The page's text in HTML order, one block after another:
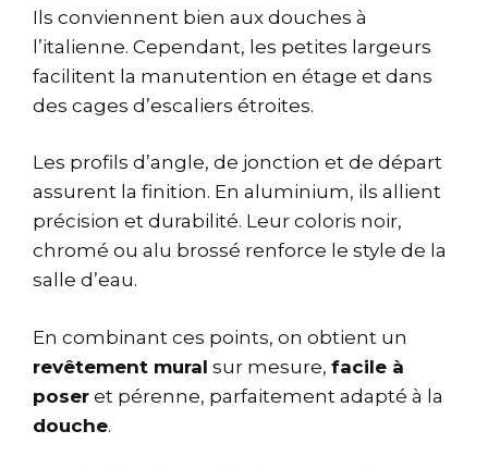
Ils conviennent bien aux douches à
l’italienne. Cependant, les petites largeurs
facilitent la manutention en étage et dans
des cages d’escaliers étroites.
Les profils d’angle, de jonction et de départ
assurent la finition. En aluminium, ils allient
précision et durabilité. Leur coloris noir,
chromé ou alu brossé renforce le style de la
salle d’eau.
En combinant ces points, on obtient un
revêtement mural sur mesure, facile à
poser et pérenne, parfaitement adapté à la
douche.